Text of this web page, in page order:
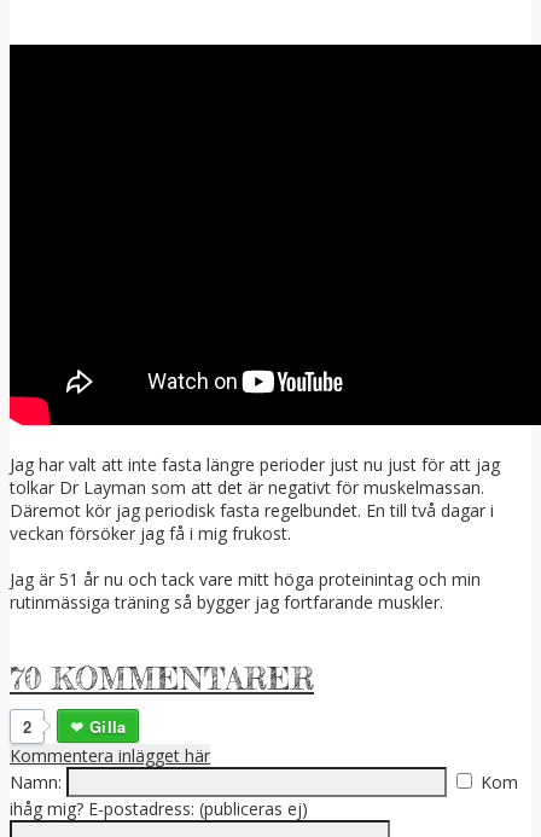
Jag har valt att inte fasta längre perioder just nu just för att jag
tolkar Dr Layman som att det är negativt för muskelmassan.
Däremot kör jag periodisk fasta regelbundet. En till två dagar i
veckan försöker jag få i mig frukost.
Jag är 51 år nu och tack vare mitt höga proteinintag och min
rutinmässiga träning så bygger jag fortfarande muskler.
70 KOMMENTARER
2
Gilla
Kommentera inlägget här
Namn:
Kom
ihåg mig? E-postadress: (publiceras ej)